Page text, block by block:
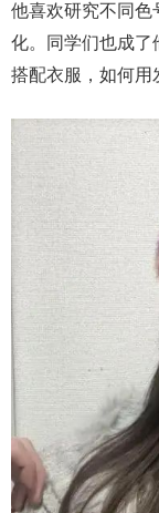
他喜欢研究不同色
化。同学们也成了
搭配衣服，如何用